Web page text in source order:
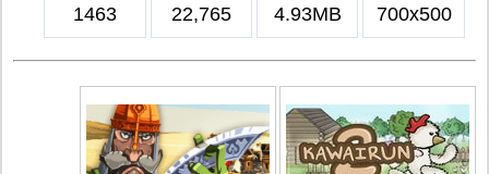
700x500
4.93MB
22,765
1463